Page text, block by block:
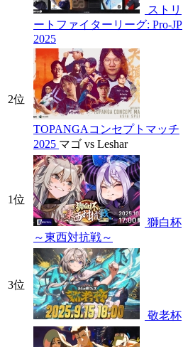
ストリ
ートファイターリーグ: Pro-JP
2025
2位
TOPANGAコンセプトマッチ
2025 マゴ vs Leshar
1位
獅白杯
～東西対抗戦～
3位
敬老杯